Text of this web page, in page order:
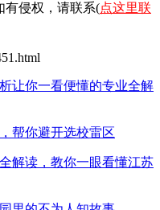
有侵权，请联系(点这里联
让你一看便懂的专业全解
帮你避开选校雷区
解读，教你一眼看懂江苏